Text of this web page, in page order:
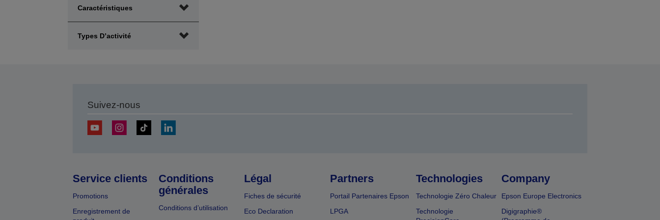
Caractéristiques
Types D’activité
Suivez-nous
Service clients
Promotions
Enregistrement de
Conditions
générales
Conditions d’utilisation
Légal
Fiches de sécurité
Eco Declaration
Partners
Portail Partenaires Epson
LPGA
Technologies
Technologie Zéro Chaleur
Technologie
Company
Epson Europe Electronics
Digigraphie®